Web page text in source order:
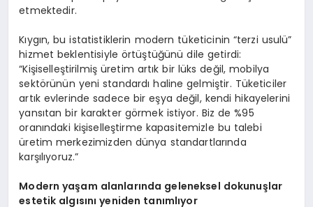
etmektedir.
Kıygın, bu istatistiklerin modern tüketicinin “terzi usulü”
hizmet beklentisiyle örtüştüğünü dile getirdi:
“Kişiselleştirilmiş üretim artık bir lüks değil, mobilya
sektörünün yeni standardı haline gelmiştir. Tüketiciler
artık evlerinde sadece bir eşya değil, kendi hikayelerini
yansıtan bir karakter görmek istiyor. Biz de %95
oranındaki kişiselleştirme kapasitemizle bu talebi
üretim merkezimizden dünya standartlarında
karşılıyoruz.”
Modern yaşam alanlarında geleneksel dokunuşlar
estetik algısını yeniden tanımlıyor